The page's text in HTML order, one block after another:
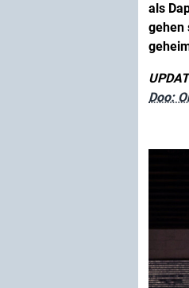
als
gehen
Doo: